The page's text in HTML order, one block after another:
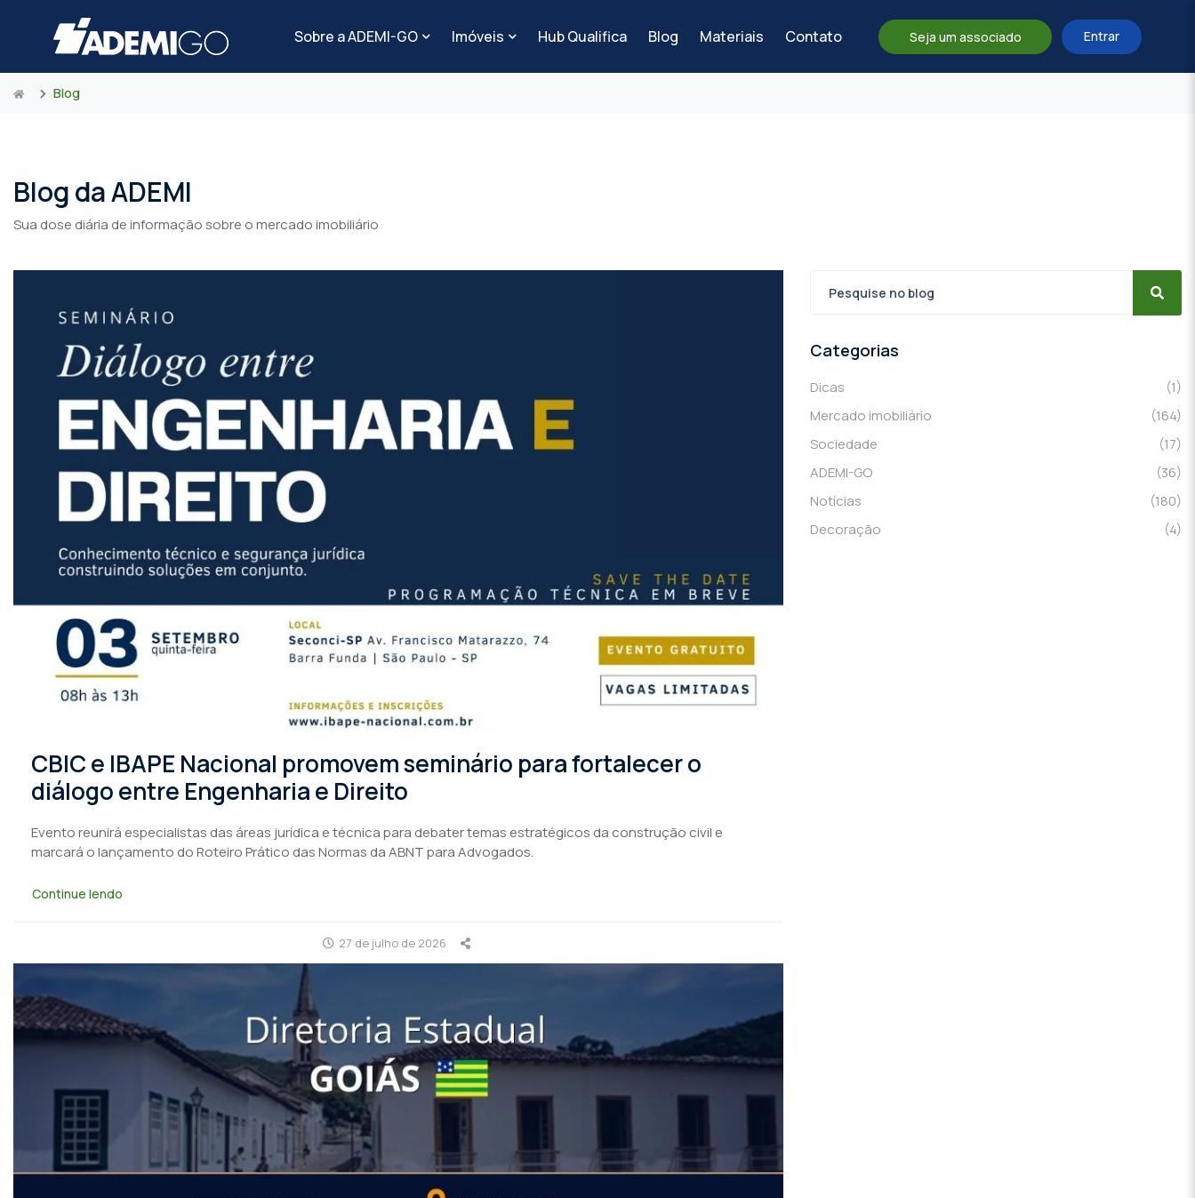
Sobre a ADEMI-GO Imóveis Hub Qualifica Blog Materiais Contato Seja um associado Entrar
Blog
Blog da ADEMI
Sua dose diária de informação sobre o mercado imobiliário
CBIC e IBAPE Nacional promovem seminário para fortalecer o
diálogo entre Engenharia e Direito
Evento reunirá especialistas das áreas jurídica e técnica para debater temas estratégicos da construção civil e
marcará o lançamento do Roteiro Prático das Normas da ABNT para Advogados.
Continue lendo
27 de julho de 2026
Categorias
Dicas
(1)
Mercado imobiliário
(164)
Sociedade
(17)
ADEMI-GO
(36)
Notícias
(180)
Decoração
(4)